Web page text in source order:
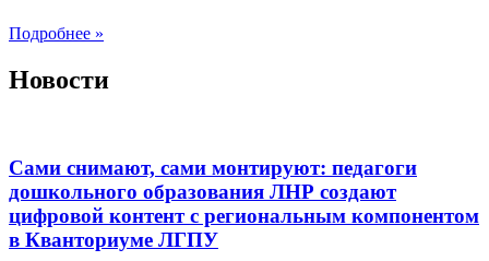
Подробнее »
Новости
Сами снимают, сами монтируют: педагоги
дошкольного образования ЛНР создают
цифровой контент с региональным компонентом
в Кванториуме ЛГПУ​